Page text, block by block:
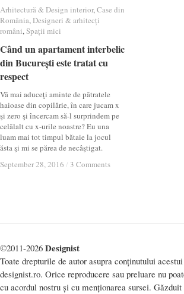
Arhitectură & Design interior,Case din
România,Designeri & arhitecți
români,Spații mici
Când un apartament interbelic
din București este tratat cu
respect
Vă mai aduceţi aminte de pătratele
haioase din copilărie, în care jucam x
şi zero şi încercam să-l surprindem pe
celălalt cu x-urile noastre? Eu una
luam mai tot timpul bătaie la jocul
ăsta şi mi se părea de necâştigat.
September 28, 2016 / 3 Comments
Arhitectură & Design interior Case din
România Designeri & arhitecți
români Spații mici
Când un apartament interbelic
din București este tratat cu
respect
September 28, 2016 / 3 Comments
©2011-2026 Designist
Toate drepturile de autor asupra conținutului
designist.ro. Orice reproducere sau preluare nu
cu acordul nostru și cu menționarea sursei. Găzduit